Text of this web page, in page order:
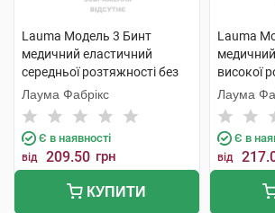
Lauma Модель 3 Бинт
медичний еластичний
середньої розтяжності без
латексу 2 м х 8 см 1 шт
Лаума Фабрікс
Є в наявності
від 209.50 грн
КУПИТИ
Lauma
високої
латексу
Лаума
Є в
від